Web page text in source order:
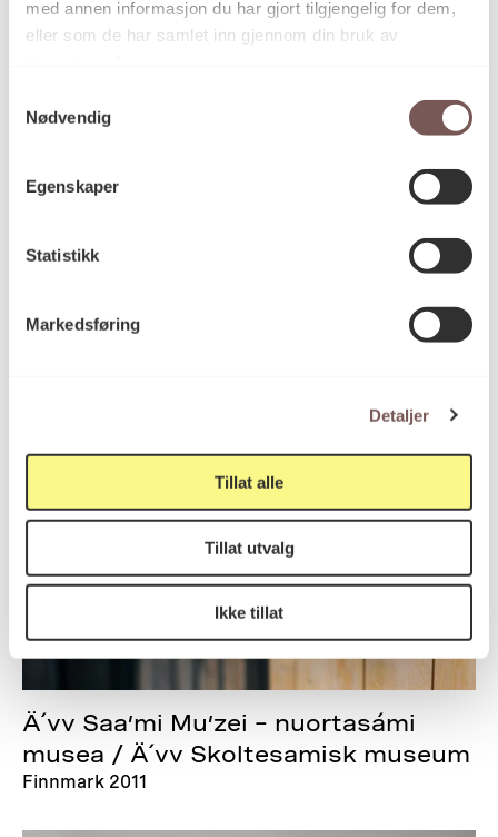
med annen informasjon du har gjort tilgjengelig for dem,
eller som de har samlet inn gjennom din bruk av
Nødvendig
Egenskaper
Statistikk
Markedsføring
Detaljer
Tillat alle
Tillat utvalg
Ikke tillat
Vestland 2014
Ä´vv Saa’mi Mu’zei – nuortasámi
musea / Ä´vv Skoltesamisk museum
Finnmark 2011